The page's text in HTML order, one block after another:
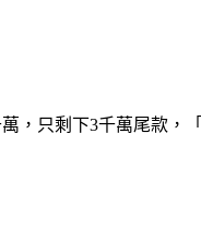
，只剩下3千萬尾款，